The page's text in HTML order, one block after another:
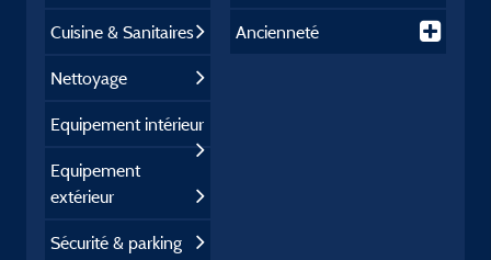
Cuisine & Sanitaires
Nettoyage
Equipement intérieur
Equipement
extérieur
Sécurité & parking
Ancienneté